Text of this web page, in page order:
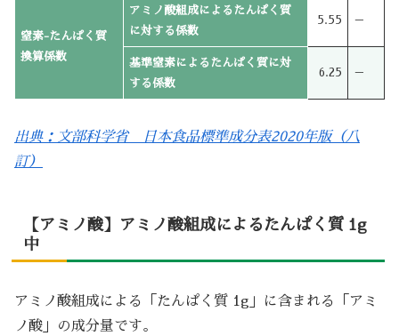
窒素-たんぱく質
換算係数
アミノ酸組成によるたんぱく質
に対する係数
5.55 －
基準窒素によるたんぱく質に対
する係数
6.25 －
出典：文部科学省 日本食品標準成分表2020年版（八
訂）
【アミノ酸】アミノ酸組成によるたんぱく質 1g
中
アミノ酸組成による「たんぱく質 1g」に含まれる「アミ
ノ酸」の成分量です。